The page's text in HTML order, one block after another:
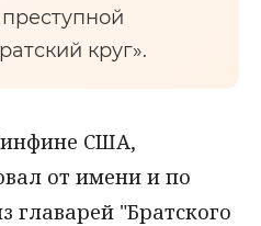
круг».
США,
от имени и по
главарей "Братского